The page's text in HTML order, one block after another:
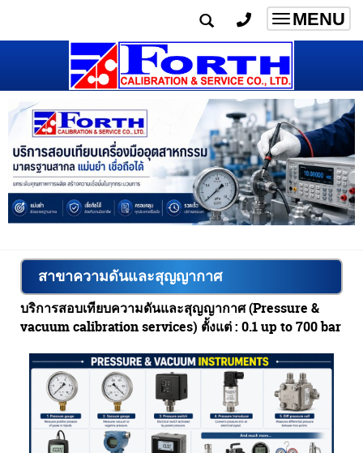
Toggle
MENU
สาขาความดันและสุญญากาศ
บริการสอบเทียบความดันและสุญญากาศ (Pressure &
vacuum calibration services) ตั้งแต่: 0.1 up to 700 bar